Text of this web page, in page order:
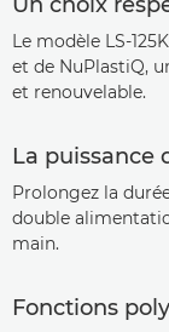
Le modèle LS-
et de NuPlastiQ,
et renouvelable.
La puissance
Prolongez la
double
main.
Fonctions